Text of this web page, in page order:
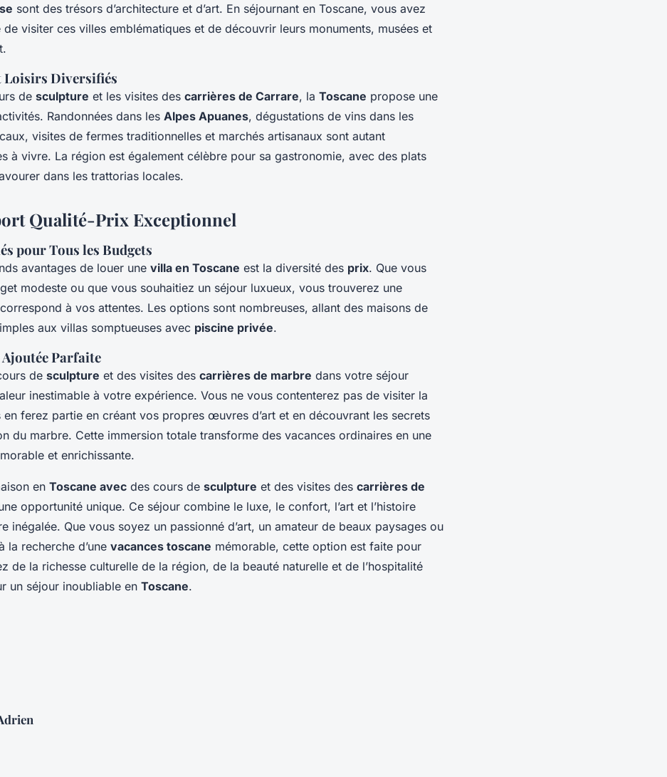
sont des trésors d’architecture et d’art. En séjournant en Toscane, vous avez
de visiter ces villes emblématiques et de découvrir leurs monuments, musées et
Loisirs Diversifiés
de sculpture et les visites des carrières de Carrare, la Toscane propose une
Randonnées dans les Alpes Apuanes, dégustations de vins dans les
visites de fermes traditionnelles et marchés artisanaux sont autant
à vivre. La région est également célèbre pour sa gastronomie, avec des plats
dans les trattorias locales.
Qualité-Prix Exceptionnel
pour Tous les Budgets
avantages de louer une villa en Toscane est la diversité des prix. Que vous
modeste ou que vous souhaitiez un séjour luxueux, vous trouverez une
à vos attentes. Les options sont nombreuses, allant des maisons de
aux villas somptueuses avec piscine privée.
Ajoutée Parfaite
de sculpture et des visites des carrières de marbre dans votre séjour
inestimable à votre expérience. Vous ne vous contenterez pas de visiter la
en ferez partie en créant vos propres œuvres d’art et en découvrant les secrets
du marbre. Cette immersion totale transforme des vacances ordinaires en une
et enrichissante.
en Toscane avec des cours de sculpture et des visites des carrières de
opportunité unique. Ce séjour combine le luxe, le confort, l’art et l’histoire
inégalée. Que vous soyez un passionné d’art, un amateur de beaux paysages ou
la recherche d’une vacances toscane mémorable, cette option est faite pour
de la richesse culturelle de la région, de la beauté naturelle et de l’hospitalité
un séjour inoubliable en Toscane.